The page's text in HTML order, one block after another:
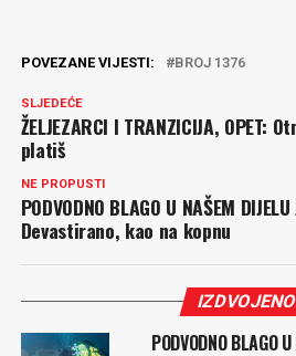
POVEZANE VIJESTI: BROJ 1376
SLJEDEĆE
ŽELJEZARCI I TRANZICIJA, OPET:
platiš
NE PROPUSTI
PODVODNO BLAGO U NAŠEM
Devastirano, kao na kopnu
IZDVOJENO
PODVODNO BLAGO